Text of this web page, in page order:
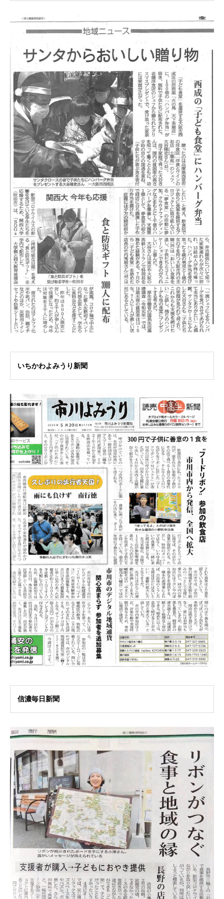
いちかわよみうり新聞
信濃毎日新聞